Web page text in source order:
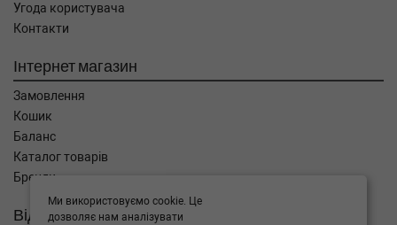
Угода користувача
Контакти
Інтернет магазин
Замовлення
Кошик
Баланс
Каталог товарів
Бренди
Відправити запит
Ми використовуємо cookie. Це
дозволяє нам аналізувати